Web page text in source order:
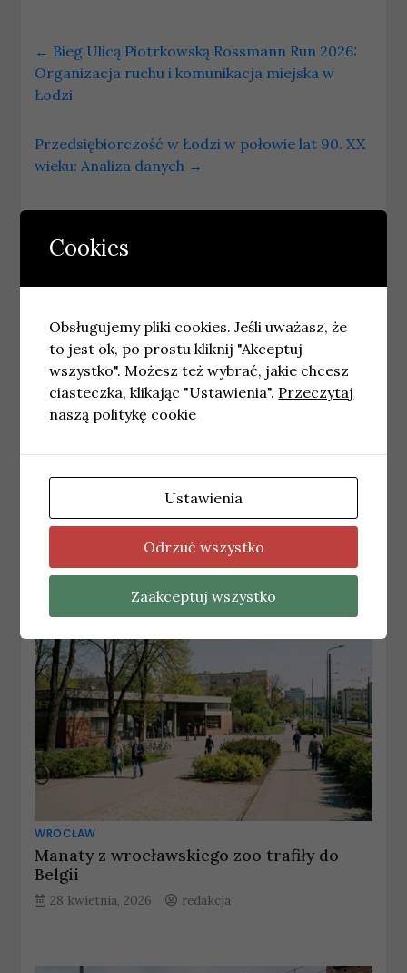
← Bieg Ulicą Piotrkowską Rossmann Run 2026:
Organizacja ruchu i komunikacja miejska w
Łodzi
Przedsiębiorczość w Łodzi w połowie lat 90. XX
wieku: Analiza danych →
WROCŁAW
Klub Sympatyków Kolei organizuje
przejazd pociągiem retro do Wolsztyna
8 kwietnia, 2026 redakcja
WROCŁAW
Manaty z wrocławskiego zoo trafiły do
Belgii
28 kwietnia, 2026 redakcja
Cookies
Obsługujemy pliki cookies. Jeśli uważasz, że
to jest ok, po prostu kliknij "Akceptuj
wszystko". Możesz też wybrać, jakie chcesz
ciasteczka, klikając "Ustawienia". Przeczytaj
naszą politykę cookie
Ustawienia
Odrzuć wszystko
Zaakceptuj wszystko